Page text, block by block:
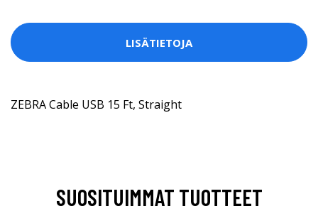
LISÄTIETOJA
ZEBRA Cable USB 15 Ft, Straight
SUOSITUIMMAT TUOTTEET